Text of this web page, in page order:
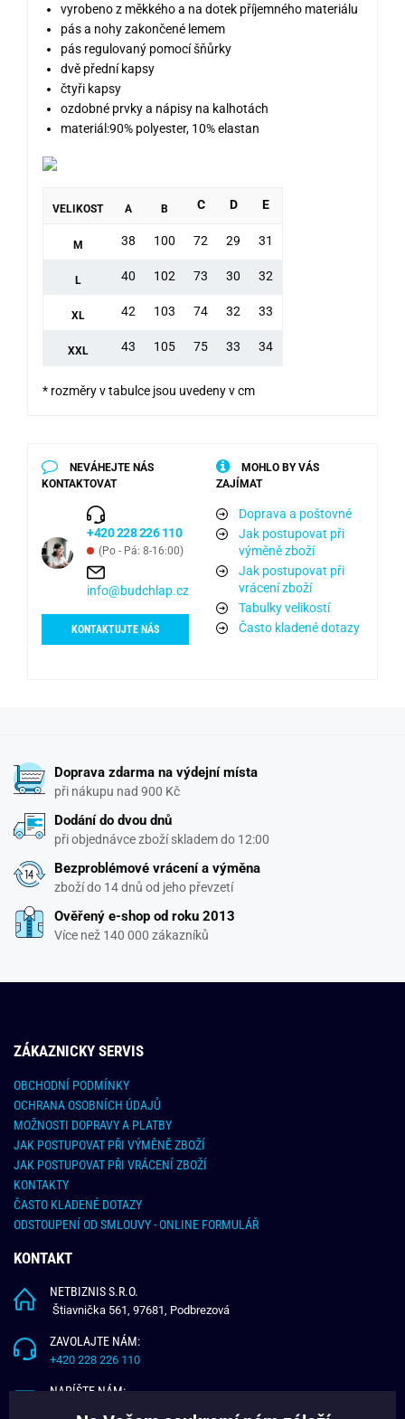
vyrobeno z měkkého a na dotek příjemného materiálu
pás a nohy zakončené lemem
pás regulovaný pomocí šňůrky
dvě přední kapsy
čtyři kapsy
ozdobné prvky a nápisy na kalhotách
materiál:90% polyester, 10% elastan
VELIKOST A B C D E
M 38 100 72 29 31
L 40 102 73 30 32
XL 42 103 74 32 33
XXL 43 105 75 33 34
* rozměry v tabulce jsou uvedeny v cm
NEVÁHEJTE NÁS
KONTAKTOVAT
+420 228 226 110
(Po - Pá: 8-16:00)
info@budchlap.cz
KONTAKTUJTE NÁS
MOHLO BY VÁS
ZAJÍMAT
Doprava a poštovné
Jak postupovat při
výměně zboží
Jak postupovat při
vrácení zboží
Tabulky velikostí
Často kladené dotazy
Doprava zdarma na výdejní místa
při nákupu nad 900 Kč
Dodání do dvou dnů
při objednávce zboží skladem do 12:00
Bezproblémové vrácení a výměna
zboží do 14 dnů od jeho převzetí
Ověřený e-shop od roku 2013
Více než 140 000 zákazníků
ZÁKAZNICKY SERVIS
OBCHODNÍ PODMÍNKY
OCHRANA OSOBNÍCH ÚDAJŮ
MOŽNOSTI DOPRAVY A PLATBY
JAK POSTUPOVAT PŘI VÝMĚNĚ ZBOŽÍ
JAK POSTUPOVAT PŘI VRÁCENÍ ZBOŽÍ
KONTAKTY
ČASTO KLADENÉ DOTAZY
ODSTOUPENÍ OD SMLOUVY - ONLINE FORMULÁŘ
KONTAKT
NETBIZNIS S.R.O.
Štiavnička 561, 97681, Podbrezová
ZAVOLAJTE NÁM:
+420 228 226 110
NAPÍŠTE NÁM: